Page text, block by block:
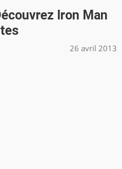
Iron Man
26 avril 2013